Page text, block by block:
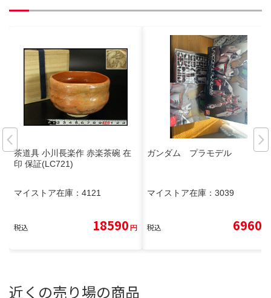
茶道具 小川長楽作 赤楽茶碗 在
印 保証(LC721)
マイストア在庫： 4121
税込 18590円
ガンダム プラモデル
マイストア在庫： 3039
税込 6960
近くの売り場の商品